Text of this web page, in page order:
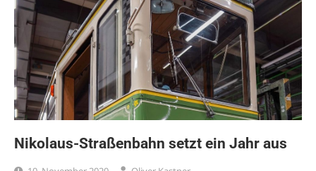
Nikolaus-Straßenbahn setzt ein Jahr aus